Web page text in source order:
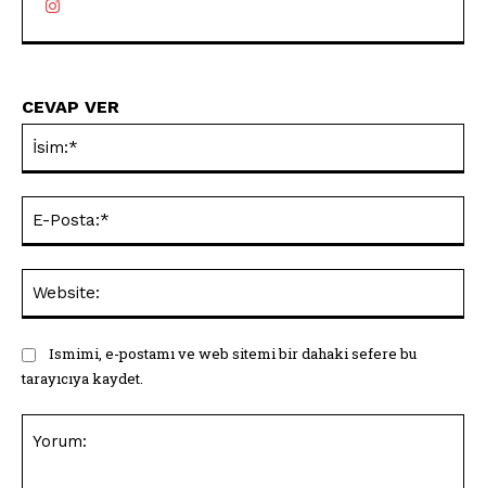
CEVAP VER
Ismimi, e-postamı ve web sitemi bir dahaki sefere bu
tarayıcıya kaydet.